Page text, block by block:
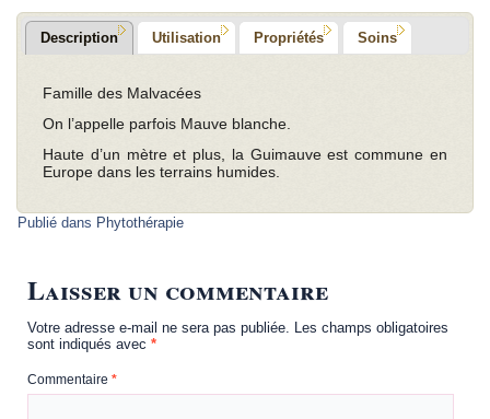
Description Utilisation Propriétés Soins
Famille des Malvacées
On l’appelle parfois Mauve blanche.
Haute d’un mètre et plus, la Guimauve est commune en
Europe dans les terrains humides.
Publié dans Phytothérapie
Laisser un commentaire
Votre adresse e-mail ne sera pas publiée.
Les champs obligatoires
sont indiqués avec*
Commentaire*